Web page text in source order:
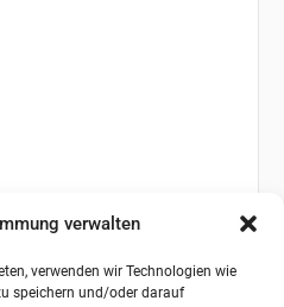
verwalten
verwenden wir Technologien wie
speichern und/oder darauf